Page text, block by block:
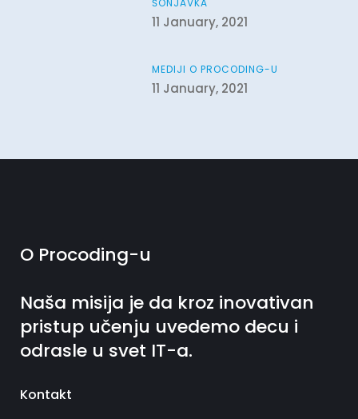
ŠONJAVKA
11 January, 2021
MEDIJI O PROCODING-U
11 January, 2021
O Procoding-u
Naša misija je da kroz inovativan
pristup učenju uvedemo decu i
odrasle u svet IT-a.
Kontakt